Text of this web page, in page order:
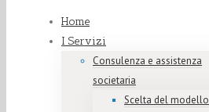
Home
I Servizi
Consulenza e assistenza
societaria
Scelta del modello